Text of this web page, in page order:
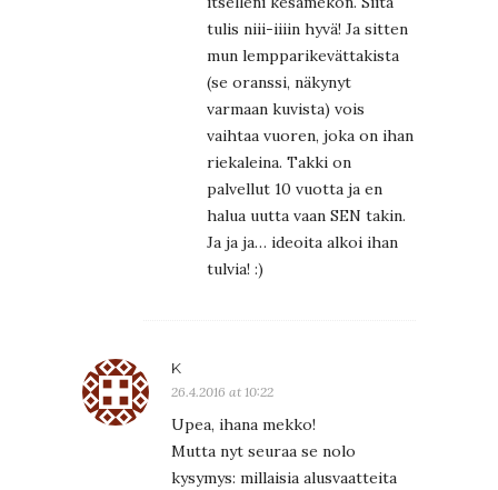
tulis niii-iiiin hyvä! Ja sitten
mun lempparikevättakista
(se oranssi, näkynyt
varmaan kuvista) vois
vaihtaa vuoren, joka on ihan
riekaleina. Takki on
palvellut 10 vuotta ja en
halua uutta vaan SEN takin.
Ja ja ja… ideoita alkoi ihan
tulvia! :)
K
26.4.2016 at 10:22
Upea, ihana mekko!
Mutta nyt seuraa se nolo
kysymys: millaisia alusvaatteita